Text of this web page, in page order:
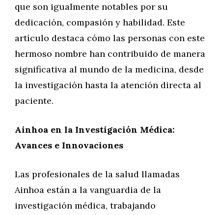
que son igualmente notables por su
dedicación, compasión y habilidad. Este
artículo destaca cómo las personas con este
hermoso nombre han contribuido de manera
significativa al mundo de la medicina, desde
la investigación hasta la atención directa al
paciente.
Ainhoa en la Investigación Médica:
Avances e Innovaciones
Las profesionales de la salud llamadas
Ainhoa están a la vanguardia de la
investigación médica, trabajando